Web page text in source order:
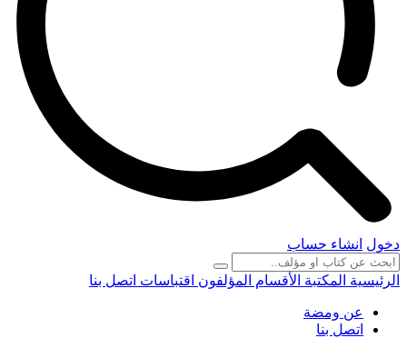
دخول انشاء حساب
الرئيسية المكتبة الأقسام المؤلفون اقتباسات اتصل بنا
عن ومضة
اتصل بنا